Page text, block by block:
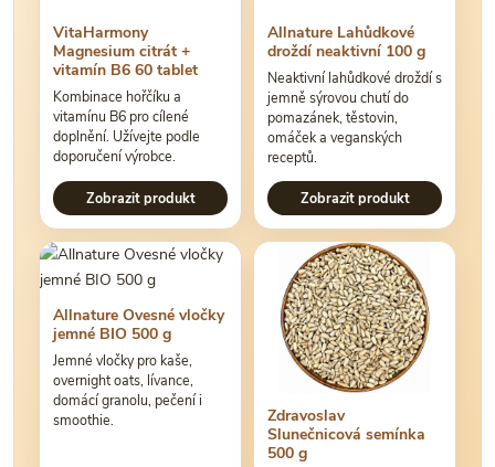
VitaHarmony
Magnesium citrát +
vitamín B6 60 tablet
Kombinace hořčíku a
vitamínu B6 pro cílené
doplnění. Užívejte podle
doporučení výrobce.
Zobrazit produkt
Allnature Lahůdkové
droždí neaktivní 100 g
Neaktivní lahůdkové droždí s
jemně sýrovou chutí do
pomazánek, těstovin,
omáček a veganských
receptů.
Zobrazit produkt
Allnature Ovesné vločky
jemné BIO 500 g
Jemné vločky pro kaše,
overnight oats, lívance,
domácí granolu, pečení i
smoothie.
Zdravoslav
Slunečnicová semínka
500 g